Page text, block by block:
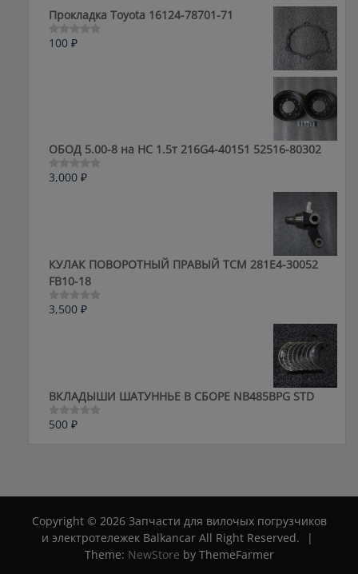
5
Прокладка Toyota 16124-78701-71
Оценка
100 ₽
ОБОД 5.00-8 на HC 1.5т 216G4-40151 52516-80302
Оценка
3,000 ₽
КУЛАК ПОВОРОТНЫЙ ПРАВЫЙ ТСМ 281E4-30052
FB10-18
Оценка
3,500 ₽
ВКЛАДЫШИ ШАТУННЬЕ В СБОРЕ NB485BPG STD
Оценка
500 ₽
Copyright © 2026 Запчасти для вилочых погрузчиков
и электротележек Balkancar All Right Reserved.
|
Theme: NewStore by ThemeFarmer